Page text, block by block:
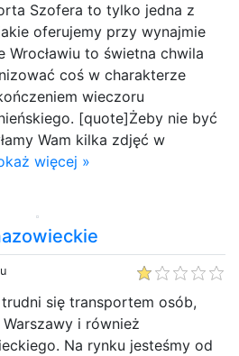
Szofera to tylko jedna z
oferujemy przy wynajmie
Wrocławiu to świetna chwila
coś w charakterze
wieczoru
[quote]Żeby nie być
Wam kilka zdjęć w
więcej »
się transportem osób,
i również
Na rynku jesteśmy od